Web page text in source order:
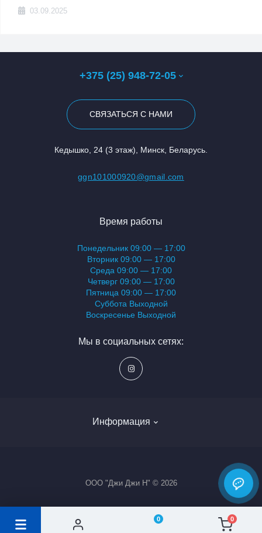
0 0
03.09.2025
+375 (25) 948-72-05
СВЯЗАТЬСЯ С НАМИ
Кедышко, 24 (3 этаж), Минск, Беларусь.
ggn101000920@gmail.com
Информация
Вакансии
Доставка и заказ
Время работы
Понедельник 09:00 — 17:00
Вторник 09:00 — 17:00
Среда 09:00 — 17:00
Четверг 09:00 — 17:00
Пятница 09:00 — 17:00
Суббота Выходной
Воскресенье Выходной
Мы в социальных сетях:
ООО "Джи Джи Н" © 2026